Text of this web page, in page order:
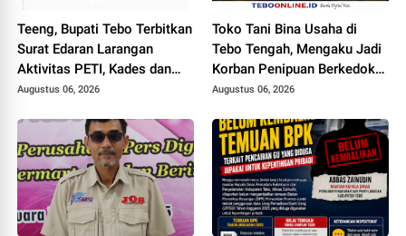
Teeng, Bupati Tebo Terbitkan
Surat Edaran Larangan
Aktivitas PETI, Kades dan
Perangkat Desa Yang
Augustus 06, 2026
Toko Tani Bina Usaha di
Tebo Tengah, Mengaku Jadi
Korban Penipuan Berkedok
Pemesanan Racun Tikus
Augustus 06, 2026